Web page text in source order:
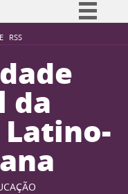
RSS
Simplifique!
Participe
à informação
Legislação
Canais
da